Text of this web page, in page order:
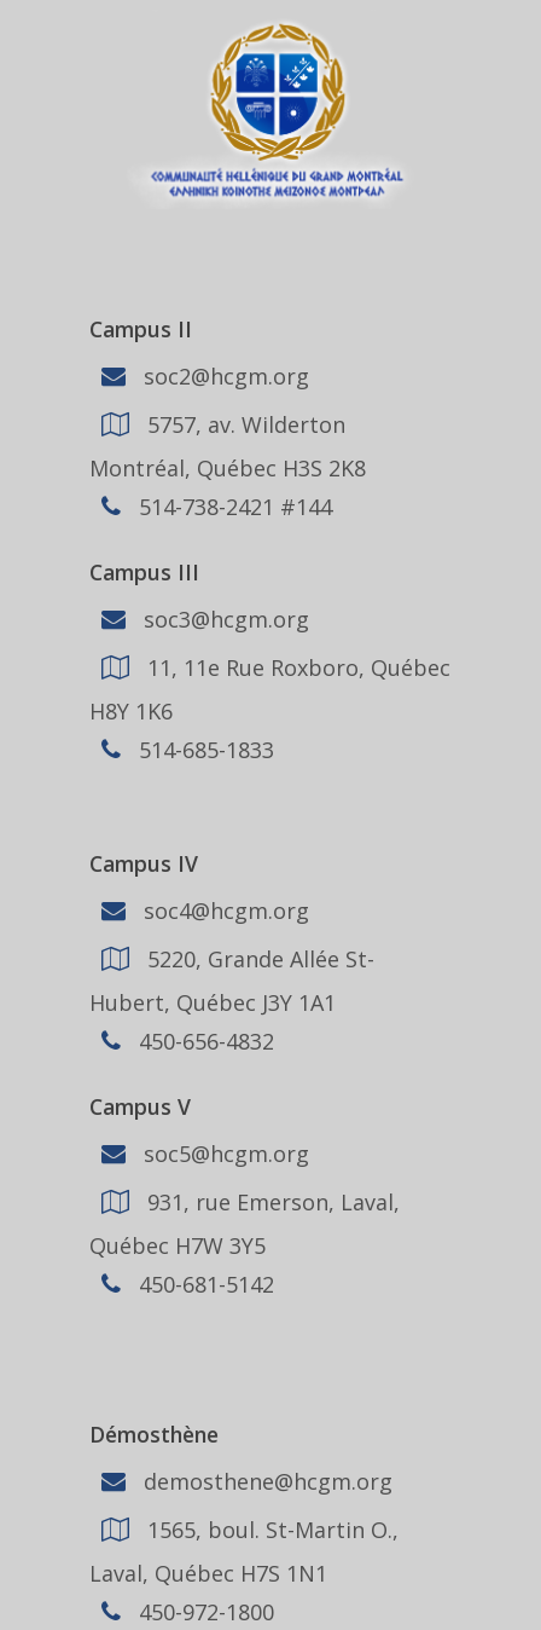
Campus II
soc2@hcgm.org
5757, av. Wilderton
Montréal, Québec H3S 2K8
514-738-2421 #144
Campus III
soc3@hcgm.org
11, 11e Rue Roxboro, Québec
H8Y 1K6
514-685-1833
Campus IV
soc4@hcgm.org
5220, Grande Allée St-
Hubert, Québec J3Y 1A1
450-656-4832
Campus V
soc5@hcgm.org
931, rue Emerson, Laval,
Québec H7W 3Y5
450-681-5142
Démosthène
demosthene@hcgm.org
1565, boul. St-Martin O.,
Laval, Québec H7S 1N1
450-972-1800